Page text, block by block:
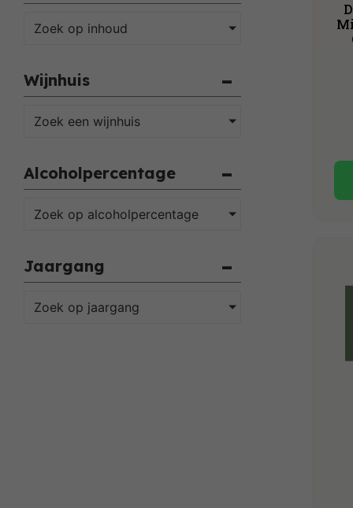
Zoek op inhoud
Wijnhuis
Zoek een wijnhuis
Alcoholpercentage
Zoek op alcoholpercentage
Jaargang
Zoek op jaargang